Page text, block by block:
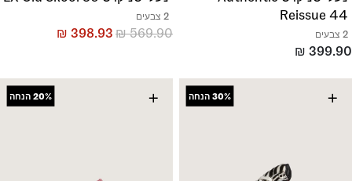
Reissue 44
2 צבעים
₪ 399.90
2 צבעים
₪569.90
₪ 398.93
+
30% הנחה +
20% הנחה